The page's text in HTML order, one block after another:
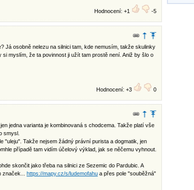
Hodnocení: +1 -5
Já osobně nelezu na silnici tam, kde nemusím, takže skulinky
myslím, že ta povinnost ji užít tam prostě není. Aniž by šlo o
Hodnocení: +3 0
jedna varianta je kombinovaná s chodcema. Takže platí vše
smysl.
"uleju". Takže nejsem žádný právní purista a dogmatik, jen
případě tam vidím účelový výklad, jak se něčemu vyhnout.
skončit jako třeba na silnici ze Sezemic do Pardubic. A
značek... https://mapy.cz/s/ludemofahu a přes pole "souběžná"